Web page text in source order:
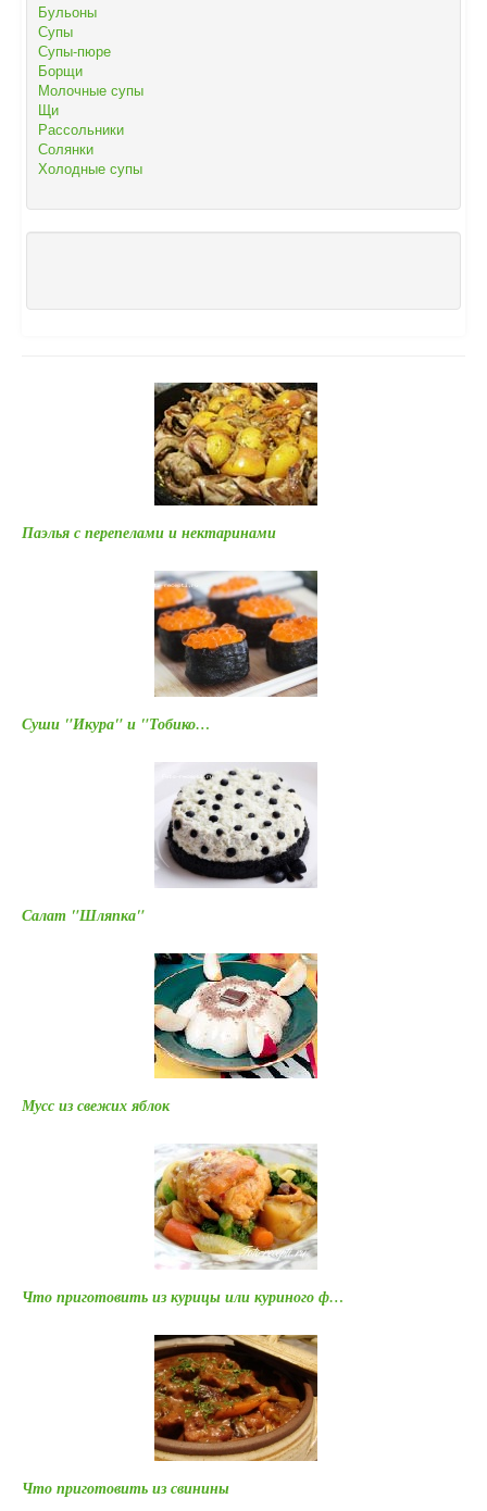
Бульоны
Супы
Супы-пюре
Борщи
Молочные супы
Щи
Рассольники
Солянки
Холодные супы
Паэлья с перепелами и нектаринами
Суши "Икура" и "Тобико…
Салат "Шляпка"
Мусс из свежих яблок
Что приготовить из курицы или куриного ф…
Что приготовить из свинины